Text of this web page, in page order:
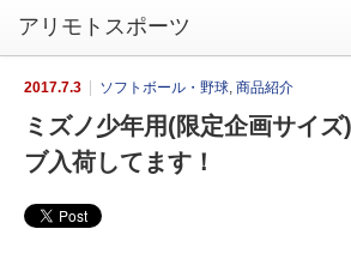
2017.7.3 ソフトボール・野球, 商品紹介
ミズノ少年用(限定企画サイ
ブ入荷してます！